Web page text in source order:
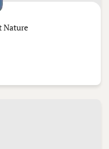
Nature